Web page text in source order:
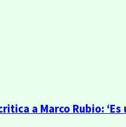
a Marco Rubio: